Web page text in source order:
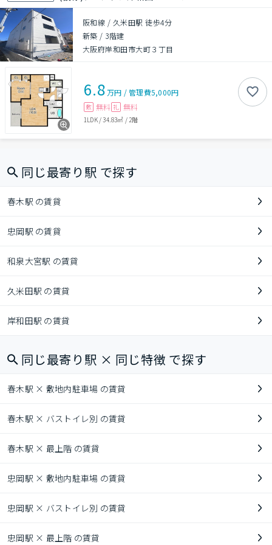
阪和線 / 久米田駅 徒歩4分
新築 / 3階建
大阪府岸和田市大町３丁目
6.8万円 /管理費5,000円
敷 無料 礼 無料
1LDK/34.83㎡ / 2階
同じ最寄り駅 で探す
春木駅 の賃貸
忠岡駅 の賃貸
和泉大宮駅 の賃貸
久米田駅 の賃貸
岸和田駅 の賃貸
同じ最寄り駅 × 同じ特徴 で探す
春木駅 × 敷地内駐車場 の賃貸
春木駅 × バストイレ別 の賃貸
春木駅 × 最上階 の賃貸
忠岡駅 × 敷地内駐車場 の賃貸
忠岡駅 × バストイレ別 の賃貸
忠岡駅 × 最上階 の賃貸